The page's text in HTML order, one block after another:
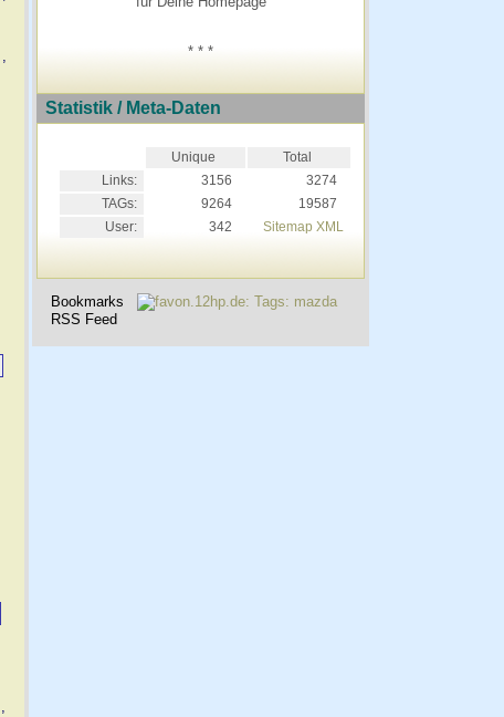
,
,
* * *
Statistik / Meta-Daten
Unique
Total
Links:
3156
3274
TAGs:
9264
19587
User:
342 Sitemap XML
Bookmarks
RSS Feed